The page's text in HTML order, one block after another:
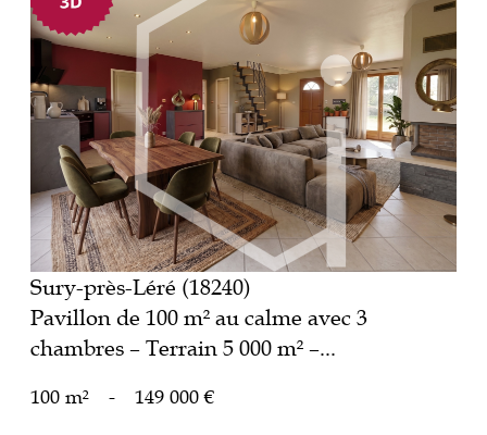
voir le bien
Sury-près-Léré (18240)
Pavillon de 100 m² au calme avec 3
chambres – Terrain 5 000 m² –...
100 m² - 149 000 €